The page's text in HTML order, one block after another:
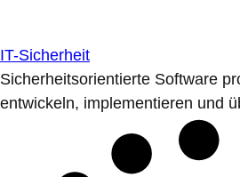
IT-Sicherheit
Sicherheitsorientierte Software
entwickeln, implementieren und